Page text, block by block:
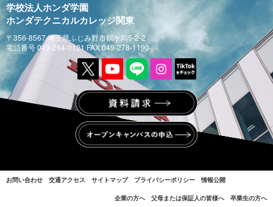
学校法人ホンダ学園
ホンダテクニカルカレッジ関東
〒356-8567 埼玉県ふじみ野市鶴ケ岡5-2-2
電話番号 049-264-0121 FAX 049-278-1190
お問い合わせ 交通アクセス サイトマップ プライバシーポリシー 情報公開
企業の方へ 父母または保証人の皆様へ 卒業生の方へ